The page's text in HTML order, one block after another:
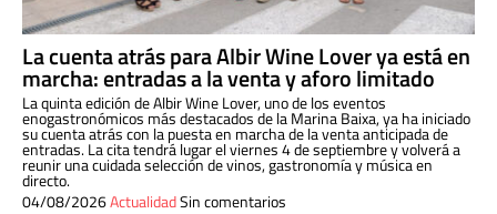
La cuenta atrás para Albir Wine Lover ya está en
marcha: entradas a la venta y aforo limitado
La quinta edición de Albir Wine Lover, uno de los eventos
enogastronómicos más destacados de la Marina Baixa, ya ha iniciado
su cuenta atrás con la puesta en marcha de la venta anticipada de
entradas. La cita tendrá lugar el viernes 4 de septiembre y volverá a
reunir una cuidada selección de vinos, gastronomía y música en
directo.
04/08/2026ActualidadSin comentarios